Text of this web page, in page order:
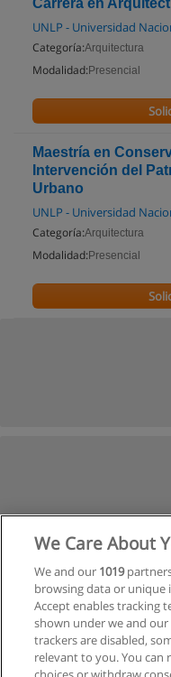
Carrera en
UNLP - Universidad
Categoría:Arquitectura
Modalidad: Presencial
Maestría en
Intervención del
Urbano
UNLP - Universidad
Categoría:Arquitectura
Modalidad: Presencial
We Care About
We and our 1019
browsing data or unique
Accept enables tracking
shown under we and
trackers are disabled,
relevant to you. You can